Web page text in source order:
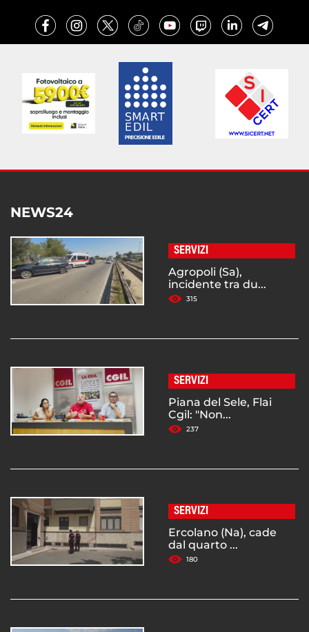
NEWS24
SERVIZI
Agropoli (Sa),
incidente tra du...
315
SERVIZI
Piana del Sele, Flai
Cgil: "Non...
237
SERVIZI
Ercolano (Na), cade
dal quarto ...
180